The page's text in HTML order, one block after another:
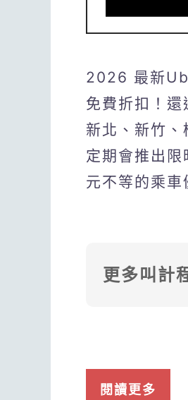
2026 最新
免費折扣！
新北、新竹
定期會推出
元不等的乘車
更多叫計
閱讀更多